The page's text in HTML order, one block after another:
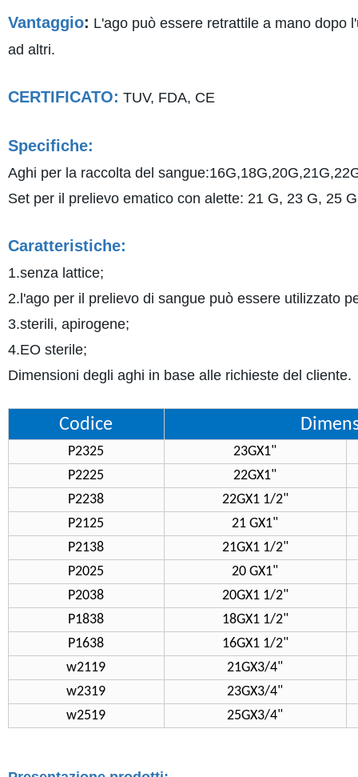
Vantaggio: L'ago può essere retrattile a mano dopo
ad altri.
CERTIFICATO: TUV, FDA, CE
Specifiche:
Aghi per la raccolta del
Set per il prelievo ematico con alette: 21 G, 23 G, 25
Caratteristiche:
1.senza lattice;
2.l'ago per il prelievo di sangue può essere utilizzato
3.sterili, apirogene;
4.EO sterile;
Dimensioni degli aghi in base alle richieste del cliente.
Codice
P2325
23GX1"
P2225
22GX1"
P2238
22GX1 1/2"
P2125
21 GX1"
P2138
21GX1 1/2"
P2025
20 GX1"
P2038
20GX1 1/2"
P1838
18GX1 1/2"
P1638
16GX1 1/2"
w2119
21GX3/4"
w2319
23GX3/4"
w2519
25GX3/4"